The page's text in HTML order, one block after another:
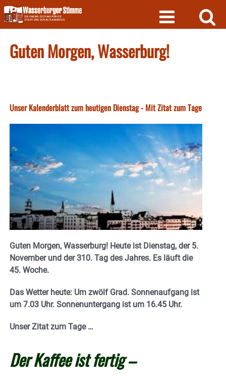
Skip
to
content
Guten Morgen, Wasserburg!
Unser Kalenderblatt zum heutigen Dienstag - Mit Zitat zum Tage
Guten Morgen, Wasserburg! Heute ist Dienstag, der 5.
November und der 310. Tag des Jahres. Es läuft die
45. Woche.
Das Wetter heute: Um zwölf Grad. Sonnenaufgang ist
um 7.03 Uhr. Sonnenuntergang ist um 16.45 Uhr.
Unser Zitat zum Tage …
Der Kaffee ist fertig –